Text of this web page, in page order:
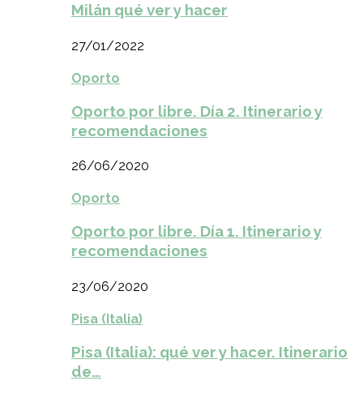
Milán qué ver y hacer
27/01/2022
Oporto
Oporto por libre. Día 2. Itinerario y
recomendaciones
26/06/2020
Oporto
Oporto por libre. Día 1. Itinerario y
recomendaciones
23/06/2020
Pisa (Italia)
Pisa (Italia): qué ver y hacer. Itinerario
de…